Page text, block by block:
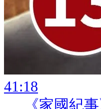
:
《家國紀